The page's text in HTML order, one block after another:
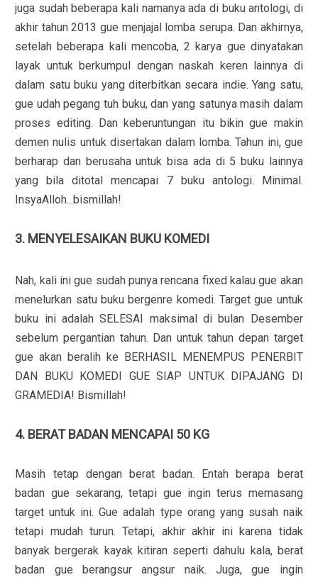
juga sudah beberapa kali namanya ada di buku antologi, di
akhir tahun 2013 gue menjajal lomba serupa. Dan akhirnya,
setelah beberapa kali mencoba, 2 karya gue dinyatakan
layak untuk berkumpul dengan naskah keren lainnya di
dalam satu buku yang diterbitkan secara indie. Yang satu,
gue udah pegang tuh buku, dan yang satunya masih dalam
proses editing. Dan keberuntungan itu bikin gue makin
demen nulis untuk disertakan dalam lomba. Tahun ini, gue
berharap dan berusaha untuk bisa ada di 5 buku lainnya
yang bila ditotal mencapai 7 buku antologi. Minimal.
InsyaAlloh...bismillah!
3. MENYELESAIKAN BUKU KOMEDI
Nah, kali ini gue sudah punya rencana fixed kalau gue akan
menelurkan satu buku bergenre komedi. Target gue untuk
buku ini adalah SELESAI maksimal di bulan Desember
sebelum pergantian tahun. Dan untuk tahun depan target
gue akan beralih ke BERHASIL MENEMPUS PENERBIT
DAN BUKU KOMEDI GUE SIAP UNTUK DIPAJANG DI
GRAMEDIA! Bismillah!
4. BERAT BADAN MENCAPAI 50 KG
Masih tetap dengan berat badan. Entah berapa berat
badan gue sekarang, tetapi gue ingin terus memasang
target untuk ini. Gue adalah type orang yang susah naik
tetapi mudah turun. Tetapi, akhir akhir ini karena tidak
banyak bergerak kayak kitiran seperti dahulu kala, berat
badan gue berangsur angsur naik. Juga, gue ingin